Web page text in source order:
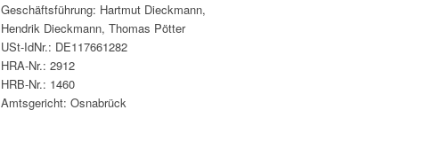
Geschäftsführung: Hartmut Dieckmann,
Hendrik Dieckmann, Thomas Pötter
USt-IdNr.: DE117661282
HRA-Nr.: 2912
HRB-Nr.: 1460
Amtsgericht: Osnabrück